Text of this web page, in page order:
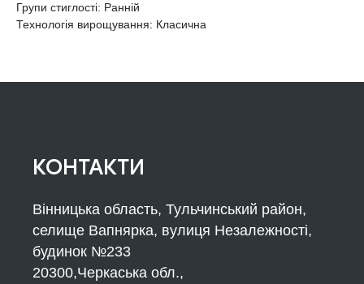
Групи стиглості: Ранній
Технологія вирощування: Класична
КОНТАКТИ
Вінницька область, Тульчинський район,
селище Вапнярка, вулиця Незалежності,
будинок №233
20300,Черкаська обл.,